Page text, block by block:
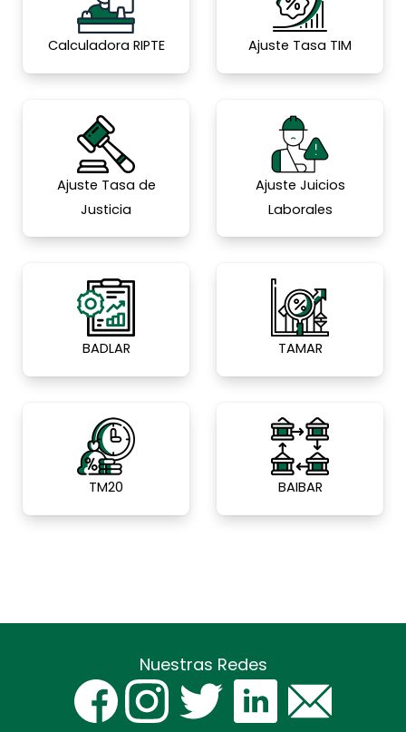
Calculadora RIPTE Ajuste Tasa TIM
Ajuste Tasa de
Justicia
Ajuste Juicios
Laborales
BADLAR TAMAR
TM20 BAIBAR
Nuestras Redes